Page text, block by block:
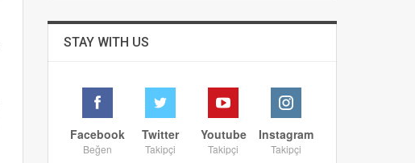
STAY WITH US
Facebook
Beğen
Twitter
Takipçi
Youtube
Takipçi
Instagram
Takipçi